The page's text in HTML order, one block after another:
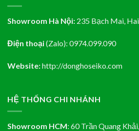
Showroom Hà Nội: 235 Bạch Mai,
Điện thoại(Zalo): 0974.099.090
Website:http://donghoseiko.com
HỆ THỐNG CHI NHÁNH
Showroom HCM: 60 Trần Quang